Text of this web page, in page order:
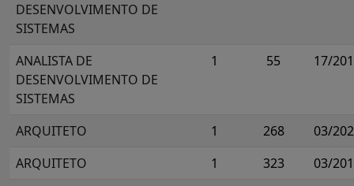
DESENVOLVIMENTO DE
SISTEMAS
ANALISTA DE
DESENVOLVIMENTO DE
SISTEMAS
1 55 17/
ARQUITETO 1 268
03/
ARQUITETO
1 323
03/